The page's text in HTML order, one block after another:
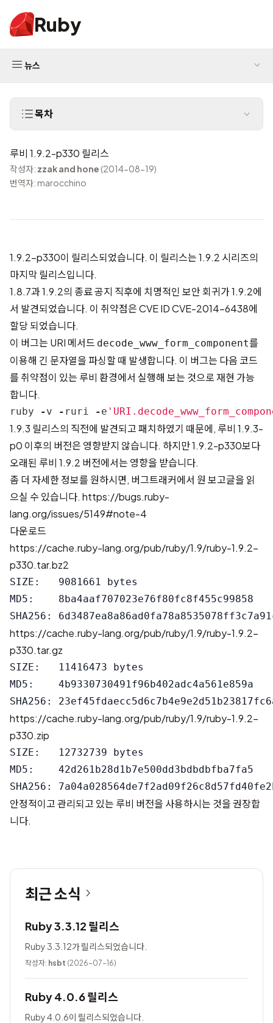
Ruby
뉴스
목차
루비 1.9.2-p330 릴리스
작성자: zzak and hone (2014-08-19)
번역자: marocchino
1.9.2-p330이 릴리스되었습니다. 이 릴리스는 1.9.2 시리즈의
마지막 릴리스입니다.
1.8.7과 1.9.2의 종료공지 직후에 치명적인 보안 회귀가 1.9.2에
서 발견되었습니다. 이 취약점은 CVE IDCVE-2014-6438에
할당 되었습니다.
이 버그는 URI 메서드 decode_www_form_component를
이용해 긴 문자열을 파싱할 때 발생합니다. 이 버그는 다음 코드
를 취약점이 있는 루비 환경에서 실행해 보는 것으로 재현 가능
합니다.
ruby -v - ruri -e
1.9.3 릴리스의 직전에 발견되고 패치하였기 때문에, 루비 1.9.3-
p0 이후의 버전은 영향받지 않습니다. 하지만 1.9.2-p330보다
오래된 루비 1.9.2 버전에서는 영향을 받습니다.
좀 더 자세한 정보를 원하시면, 버그트래커에서 원 보고글을 읽
으실 수 있습니다. https://bugs.ruby-
lang.org/issues/5149#note-4
다운로드
https://cache.ruby-lang.org/pub/ruby/1.9/ruby-1.9.2-
p330.tar.bz2
SIZE:   9081661 bytes
MD5:    8ba4aaf707023e76f80fc8f455c99858
https://cache.ruby-lang.org/pub/ruby/1.9/ruby-1.9.2-
p330.tar.gz
SIZE:   11416473 bytes
MD5:    4b9330730491f96b402adc4a561e859a
https://cache.ruby-lang.org/pub/ruby/1.9/ruby-1.9.2-
p330.zip
SIZE:   12732739 bytes
MD5:    42d261b28d1b7e500dd3bdbdbfba7fa5
안정적이고 관리되고 있는 루비 버전을 사용하시는 것을 권장합
니다.
최근 소식
Ruby 3.3.12 릴리스
Ruby 3.3.12가 릴리스되었습니다.
작성자: hsbt (2026-07-16)
Ruby 4.0.6 릴리스
Ruby 4.0.6이 릴리스되었습니다.